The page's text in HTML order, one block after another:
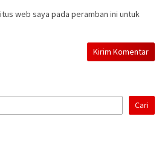
web saya pada peramban ini untuk
Cari